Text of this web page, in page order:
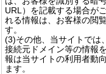
URL）を記載する場合が
れる情報は、お客様の閲
す。
(3)その他、当サイトでは
接続元ドメイン等の情報
報は当サイトの利用者動
ます。